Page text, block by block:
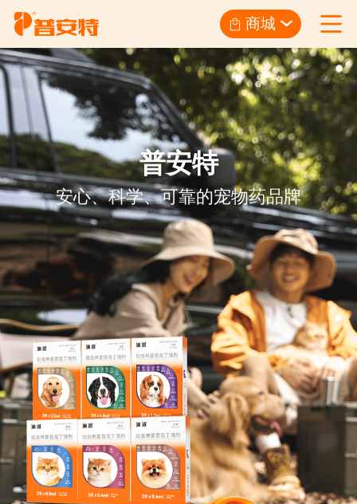
商城
普安特
安心、科学、可靠的宠物药品牌